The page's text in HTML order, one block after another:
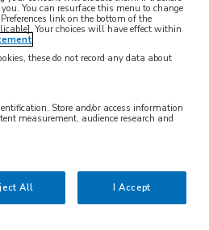
You can resurface this menu to change
link on the bottom of the
Your choices will have effect within
these do not record any data about
Store and/or access information
measurement, audience research and
All I Accept